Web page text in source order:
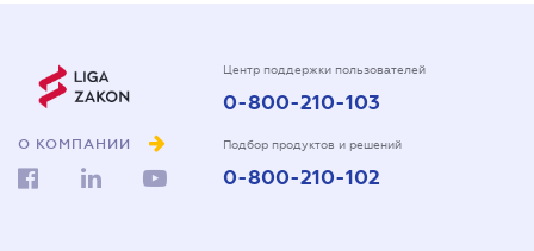
О КОМПАНИИ
Центр поддержки пользователей
0-800-210-103
Подбор продуктов и решений
0-800-210-102